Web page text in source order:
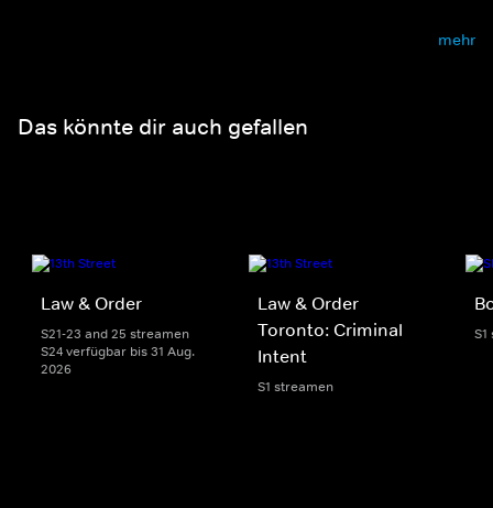
mehr
Das könnte dir auch gefallen
Law & Order
S21-23 and 25 streamen
S24 verfügbar bis 31 Aug.
2026
Law & Order
Toronto: Criminal
Intent
S1 streamen